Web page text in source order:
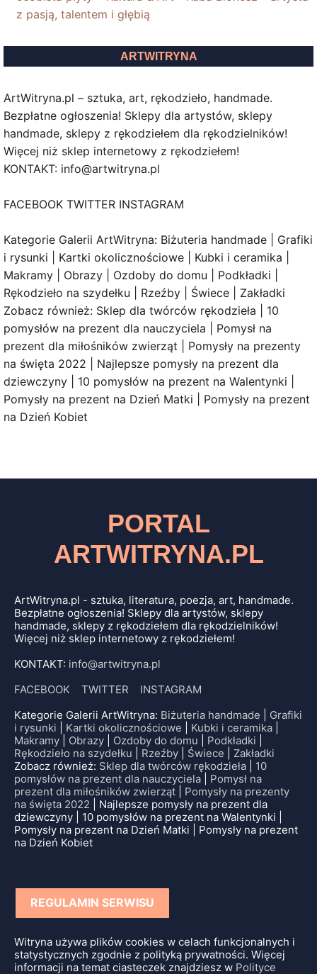
z pasją, talentem i głębią
ARTWITRYNA
ArtWitryna.pl – sztuka, art, rękodzieło, handmade.
Bezpłatne ogłoszenia! Sklepy dla artystów, sklepy
handmade, sklepy z rękodziełem dla rękodzielników!
Więcej niż sklep internetowy z rękodziełem!
KONTAKT: info@artwitryna.pl
FACEBOOK TWITTER INSTAGRAM
Kategorie Galerii ArtWitryna: Biżuteria handmade | Grafiki
i rysunki | Kartki okolicznościowe | Kubki i ceramika |
Makramy | Obrazy | Ozdoby do domu | Podkładki |
Rękodzieło na szydełku | Rzeźby | Świece | Zakładki
Zobacz również: Sklep dla twórców rękodzieła | 10
pomysłów na prezent dla nauczyciela | Pomysł na
prezent dla miłośników zwierząt | Pomysły na prezenty
na święta 2022 | Najlepsze pomysły na prezent dla
dziewczyny | 10 pomysłów na prezent na Walentynki |
Pomysły na prezent na Dzień Matki | Pomysły na prezent
na Dzień Kobiet
PORTAL
ARTWITRYNA.PL
ArtWitryna.pl - sztuka, literatura, poezja, art, handmade.
Bezpłatne ogłoszenia! Sklepy dla artystów, sklepy
handmade, sklepy z rękodziełem dla rękodzielników!
Więcej niż sklep internetowy z rękodziełem!
KONTAKT: info@artwitryna.pl
FACEBOOK
TWITTER
INSTAGRAM
Kategorie Galerii ArtWitryna: Biżuteria handmade
Grafiki
i rysunki
Kartki okolicznościowe Kubki i ceramika
Makramy
Obrazy Ozdoby do domu Podkładki
Rękodzieło na szydełku
Rzeźby Świece
Zakładki
Zobacz również: Sklep dla twórców rękodzieła
10
pomysłów na prezent dla nauczyciela
Pomysł na
prezent dla miłośników zwierząt
Pomysły na prezenty
na święta 2022 | Najlepsze pomysły na prezent dla
dziewczyny | 10 pomysłów na prezent na Walentynki |
Pomysły na prezent na Dzień Matki | Pomysły na prezent
na Dzień Kobiet
REGULAMIN SERWISU
Witryna używa plików cookies w celach funkcjonalnych i
statystycznych zgodnie z polityką prywatności. Więcej
informacji na temat ciasteczek znajdziesz w Polityce